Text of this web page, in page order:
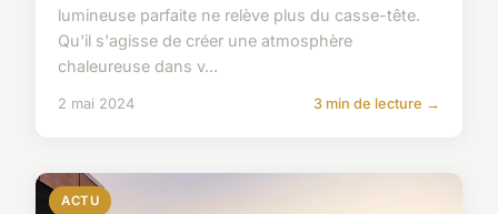
lumineuse parfaite ne relève plus du casse-tête.
Qu'il s'agisse de créer une atmosphère
chaleureuse dans v...
2 mai 2024 3 min de lecture →
ACTU